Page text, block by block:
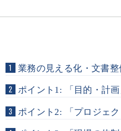
1 業務の見える化・文書
2 ポイント1: 「目的・計
3 ポイント2: 「プロジェ